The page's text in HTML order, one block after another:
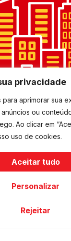
privacidade
para aprimorar sua
ou
Ao clicar em
uso de cookies.
Personalizar
Rejeitar
Aceitar tudo
cidades